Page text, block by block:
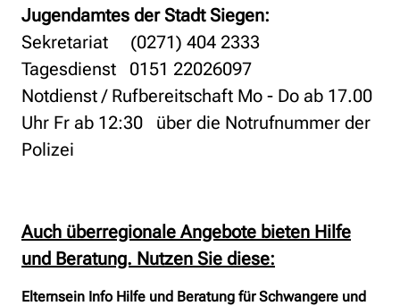
Jugendamtes der Stadt Siegen:
Sekretariat (0271) 404 2333
Tagesdienst 0151 22026097
Notdienst / Rufbereitschaft Mo - Do ab 17.00
Uhr Fr ab 12:30 über die Notrufnummer der
Polizei
Auch überregionale Angebote bieten Hilfe
und Beratung. Nutzen Sie diese:
Elternsein Info Hilfe und Beratung für Schwangere und